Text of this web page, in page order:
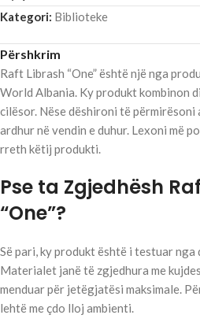
Kategori: Biblioteke
Përshkrim
Raft Librash “One” është një nga
World Albania. Ky produkt kombinon
cilësor. Nëse dëshironi të përmirësoni
ardhur në vendin e duhur. Lexoni më
rreth këtij produkti.
Pse ta Zgjedhësh
“One”?
Së pari, ky produkt është i testuar nga
Materialet janë të zgjedhura me
menduar për jetëgjatësi maksimale.
lehtë me çdo lloj ambienti.